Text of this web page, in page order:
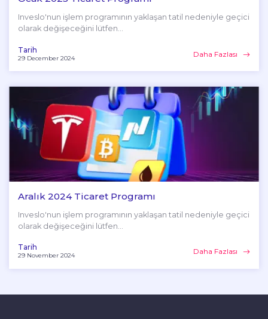
Inveslo'nun işlem programının yaklaşan tatil nedeniyle geçici
olarak değişeceğini lütfen...
Tarih
29 December 2024 Daha Fazlası
Aralık 2024 Ticaret Programı
Inveslo'nun işlem programının yaklaşan tatil nedeniyle geçici
olarak değişeceğini lütfen...
Tarih
29 November 2024 Daha Fazlası